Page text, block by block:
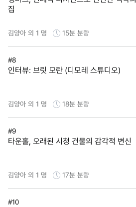
집
김양아 외 1 명 15분 분량
#8
인터뷰: 브릿 모란 (디모레 스튜디오)
김양아 외 1 명 18분 분량
#9
타운홀, 오래된 시청 건물의 감각적 변신
김양아 외 1 명 17분 분량
#10